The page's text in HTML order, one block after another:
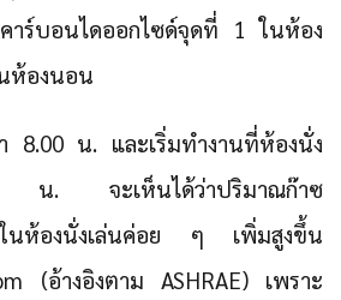
าร์บอนไดออกไซด์จุดที่ 1 ในห้อง
ห้องนอน
8.00 น. และเริ่มทำงานที่ห้องนั่ง
น. จะเห็นได้ว่าปริมาณก๊าซ
ในห้องนั่งเล่นค่อย ๆ เพิ่มสูงขึ้น
(อ้างอิงตาม ASHRAE) เพราะ